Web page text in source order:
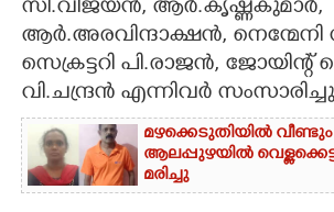
സി.വിജയൻ, ആർ.കൃഷ്ണകുമാർ,
ആർ.അരവിന്ദാക്ഷൻ, നെന്മേനി
സെക്രട്ടറി പി.രാജൻ, ജോയിന്റ്
വി.ചന്ദ്രൻ എന്നിവർ
മഴക്കെടുതിയിൽ
ആലപ്പുഴയിൽ
മരിച്ചു